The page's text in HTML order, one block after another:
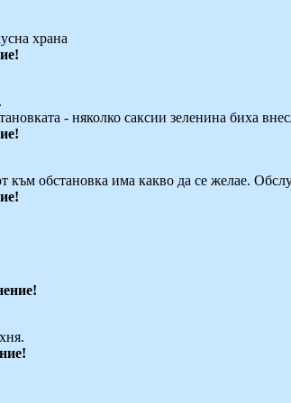
храна
- няколко саксии зеленина биха
към обстановка има какво да се желае.